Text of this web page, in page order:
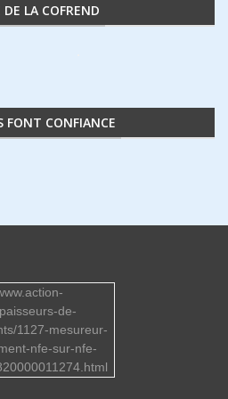
LA COFREND
FONT CONFIANCE